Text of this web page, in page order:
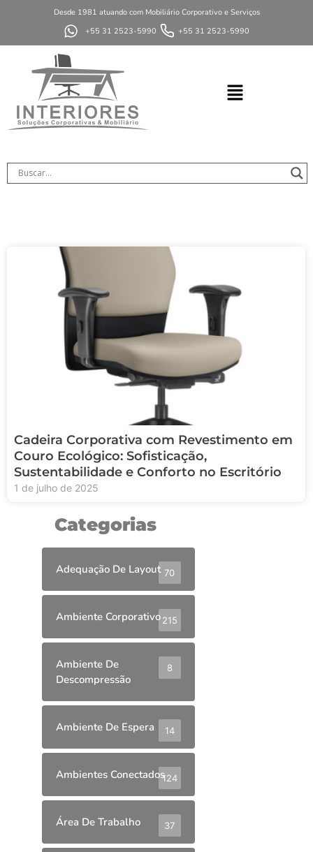
Desde 1981 atuando com Mobiliário Corporativo e Serviços
+55 31 2523-5990
+55 31 2523-5990
Cadeira Corporativa com Revestimento em
Couro Ecológico: Sofisticação,
Sustentabilidade e Conforto no Escritório
1 de julho de 2025
Categorias
Adequação De Layout 70
Ambiente Corporativo215
Ambiente De
Descompressão
8
Ambiente De Espera 14
Ambientes Conectados124
Área De Trabalho 37